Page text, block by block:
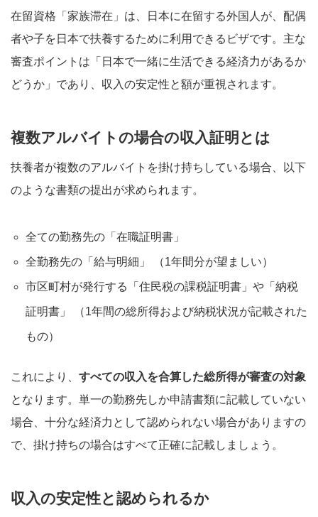
在留資格「家族滞在」は、日本に在留する外国人が、配偶
者や子を日本で扶養するために利用できるビザです。主な
審査ポイントは「日本で一緒に生活できる経済力があるか
どうか」であり、収入の安定性と額が重視されます。
複数アルバイトの場合の収入証明とは
扶養者が複数のアルバイトを掛け持ちしている場合、以下
のような書類の提出が求められます。
全ての勤務先の「在職証明書」
全勤務先の「給与明細」 （1年間分が望ましい）
市区町村が発行する「住民税の課税証明書」や「納税
証明書」 （1年間の総所得および納税状況が記載された
もの）
これにより、 すべての収入を合算した総所得が審査の対象
となります。単一の勤務先しか申請書類に記載していない
場合、十分な経済力として認められない場合がありますの
で、掛け持ちの場合はすべて正確に記載しましょう 。
収入の安定性と認められるか